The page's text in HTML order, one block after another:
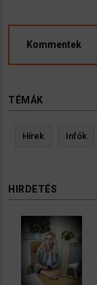
Kommentek
TÉMÁK
Hírek Infók
HIRDETÉS